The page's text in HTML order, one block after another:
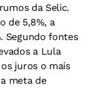
da Selic.
de 5,8%, a
Segundo fontes
a Lula
juros o mais
meta de